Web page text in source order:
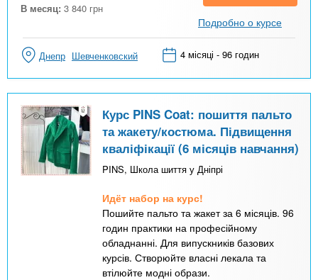
В месяц: 3 840 грн
Подробно о курсе
Днепр Шевченковский 4 місяці - 96 годин
Курс PINS Coat: пошиття пальто
та жакету/костюма. Підвищення
кваліфікації (6 місяців навчання)
PINS, Школа шиття у Дніпрі
Идёт набор на курс!
Пошийте пальто та жакет за 6 місяців. 96
годин практики на професійному
обладнанні. Для випускників базових
курсів. Створюйте власні лекала та
втілюйте модні образи.